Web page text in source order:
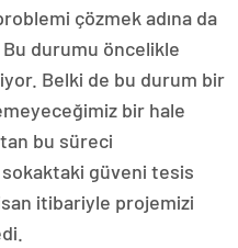
çözmek adına da
Bu durumu öncelikle
Belki de bu durum bir
bir hale
bu süreci
güveni tesis
itibariyle projemizi